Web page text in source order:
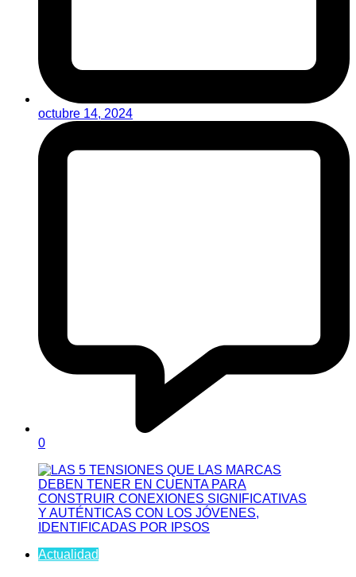
octubre 14, 2024
0
Actualidad